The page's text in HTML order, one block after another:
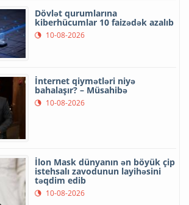
Dövlət qurumlarına
kiberhücumlar 10 faizədək azalıb
10-08-2026
İnternet qiymətləri niyə
bahalaşır? – Müsahibə
10-08-2026
İlon Mask dünyanın ən böyük çip
istehsalı zavodunun layihəsini
təqdim edib
10-08-2026